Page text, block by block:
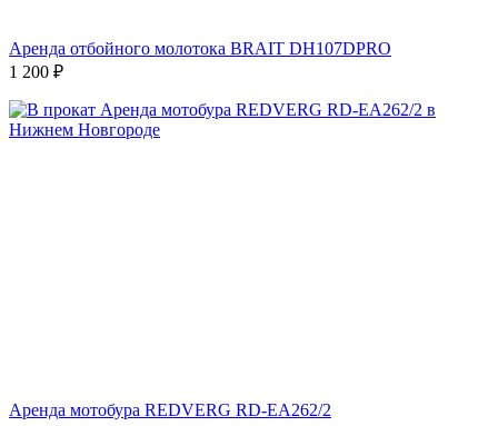
Аренда отбойного молотока BRAIT DH107DPRO
1 200 ₽
Аренда мотобура REDVERG RD-EA262/2